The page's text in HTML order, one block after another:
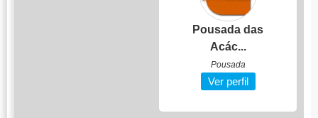
Pousada das
Acác...
Pousada
Ver perfil